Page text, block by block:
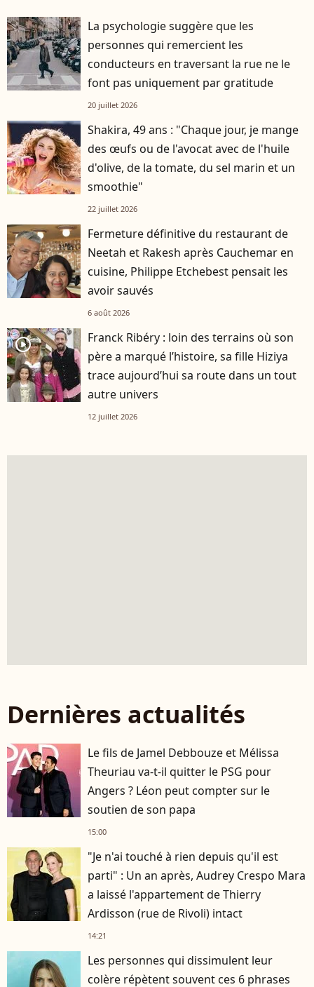
La psychologie suggère que les
personnes qui remercient les
conducteurs en traversant la rue ne le
font pas uniquement par gratitude
20 juillet 2026
Shakira, 49 ans : "Chaque jour, je mange
des œufs ou de l'avocat avec de l'huile
d'olive, de la tomate, du sel marin et un
smoothie"
22 juillet 2026
Fermeture définitive du restaurant de
Neetah et Rakesh après Cauchemar en
cuisine, Philippe Etchebest pensait les
avoir sauvés
6 août 2026
player2
Franck Ribéry : loin des terrains où son
père a marqué l’histoire, sa fille Hiziya
trace aujourd’hui sa route dans un tout
autre univers
12 juillet 2026
Dernières actualités
Le fils de Jamel Debbouze et Mélissa
Theuriau va-t-il quitter le PSG pour
Angers ? Léon peut compter sur le
soutien de son papa
15:00
"Je n'ai touché à rien depuis qu'il est
parti" : Un an après, Audrey Crespo Mara
a laissé l'appartement de Thierry
Ardisson (rue de Rivoli) intact
14:21
Les personnes qui dissimulent leur
colère répètent souvent ces 6 phrases